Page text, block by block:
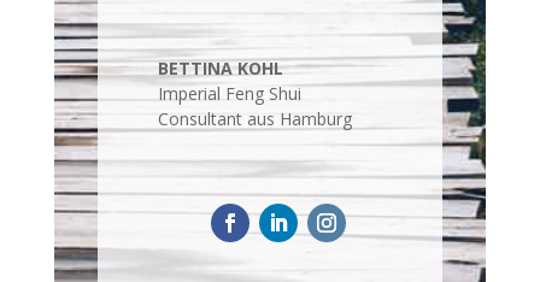
BETTINA KOHL
Imperial Feng Shui
Consultant aus Hamburg